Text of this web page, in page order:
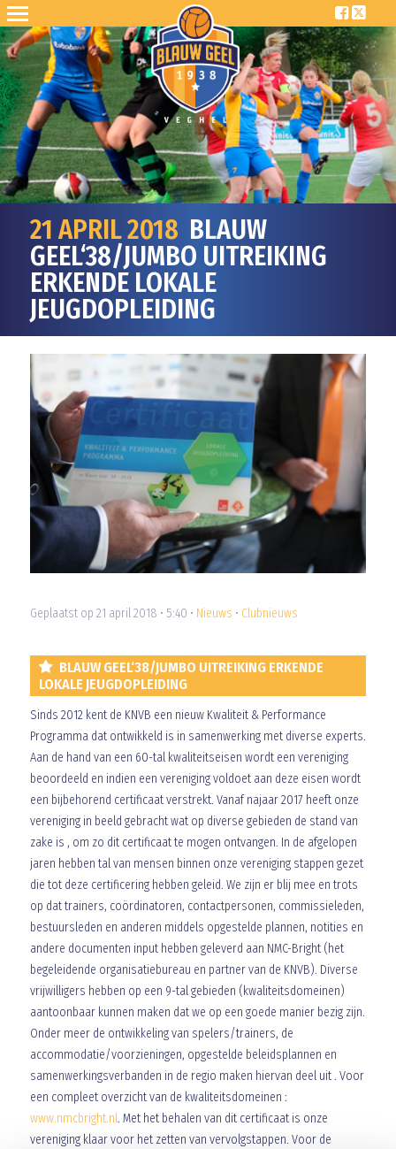
21 APRIL 2018 BLAUW
GEEL‘38/JUMBO UITREIKING
ERKENDE LOKALE
JEUGDOPLEIDING
Geplaatst op 21 april 2018 • 5:40 • Nieuws • Clubnieuws
BLAUW GEEL‘38/JUMBO UITREIKING ERKENDE
LOKALE JEUGDOPLEIDING
Sinds 2012 kent de KNVB een nieuw Kwaliteit & Performance
Programma dat ontwikkeld is in samenwerking met diverse experts.
Aan de hand van een 60-tal kwaliteitseisen wordt een vereniging
beoordeeld en indien een vereniging voldoet aan deze eisen wordt
een bijbehorend certificaat verstrekt. Vanaf najaar 2017 heeft onze
vereniging in beeld gebracht wat op diverse gebieden de stand van
zake is , om zo dit certificaat te mogen ontvangen. In de afgelopen
jaren hebben tal van mensen binnen onze vereniging stappen gezet
die tot deze certificering hebben geleid. We zijn er blij mee en trots
op dat trainers, coördinatoren, contactpersonen, commissieleden,
bestuursleden en anderen middels opgestelde plannen, notities en
andere documenten input hebben geleverd aan NMC-Bright (het
begeleidende organisatiebureau en partner van de KNVB). Diverse
vrijwilligers hebben op een 9-tal gebieden (kwaliteitsdomeinen)
aantoonbaar kunnen maken dat we op een goede manier bezig zijn.
Onder meer de ontwikkeling van spelers/trainers, de
accommodatie/voorzieningen, opgestelde beleidsplannen en
samenwerkingsverbanden in de regio maken hiervan deel uit . Voor
een compleet overzicht van de kwaliteitsdomeinen :
www.nmcbright.nl. Met het behalen van dit certificaat is onze
vereniging klaar voor het zetten van vervolgstappen. Voor de